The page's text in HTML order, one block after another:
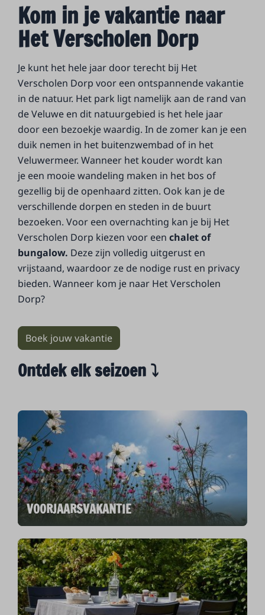
Kom in je vakantie naar
Het Verscholen Dorp
Je kunt het hele jaar door terecht bij Het
Verscholen Dorp voor een ontspannende vakantie
in de natuur. Het park ligt namelijk aan de rand van
de Veluwe en dit natuurgebied is het hele jaar
door een bezoekje waardig. In de zomer kan je een
duik nemen in het buitenzwembad of in het
Veluwermeer. Wanneer het kouder wordt kan
je een mooie wandeling maken in het bos of
gezellig bij de openhaard zitten. Ook kan je de
verschillende dorpen en steden in de buurt
bezoeken. Voor een overnachting kan je bij Het
Verscholen Dorp kiezen voor eenchalet of
bungalow. Deze zijn volledig uitgerust en
vrijstaand, waardoor ze de nodige rust en privacy
bieden. Wanneer kom je naar Het Verscholen
Dorp?
Boek jouw vakantie
Ontdek elk seizoen ⤵
VOORJAARSVAKANTIE